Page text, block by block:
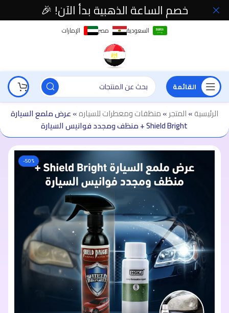
السعودية مصر الإمارات
القائمة
الرئيسية»المتجر»منظفات ومعطرات للسياره»عرض ملمع السيارة
Shield Bright + منظف ومجدد فوانيس السيارة
-50%
خصم الساعة الذهبية بدأ الآن! 🎉